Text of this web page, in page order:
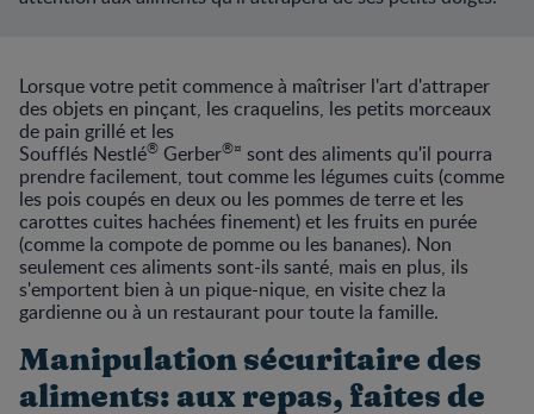
Lorsque votre petit commence à maîtriser l'art d'attraper
des objets en pinçant, les craquelins, les petits morceaux
de pain grillé et les
Soufflés Nestlé® Gerber®¤ sont des aliments qu'il pourra
prendre facilement, tout comme les légumes cuits (comme
les pois coupés en deux ou les pommes de terre et les
carottes cuites hachées finement) et les fruits en purée
(comme la compote de pomme ou les bananes). Non
seulement ces aliments sont-ils santé, mais en plus, ils
s'emportent bien à un pique-nique, en visite chez la
gardienne ou à un restaurant pour toute la famille.
Manipulation sécuritaire des
aliments: aux repas, faites de